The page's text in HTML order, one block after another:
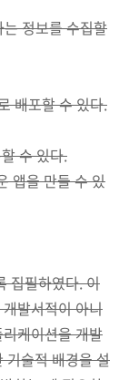
정보를 수집할
배포할 수 있다.
수 있다.
앱을 만들 수 있
집필하였다. 이
발서적이 아니
케이션을 개발
기술적 배경을 설